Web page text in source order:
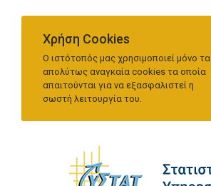
Χρήση Cookies
Ο ιστότοπός μας χρησιμοποιεί μόνο τα
απολύτως αναγκαία cookies τα οποία
απαιτούνται για να εξασφαλιστεί η
σωστή λειτουργία του.